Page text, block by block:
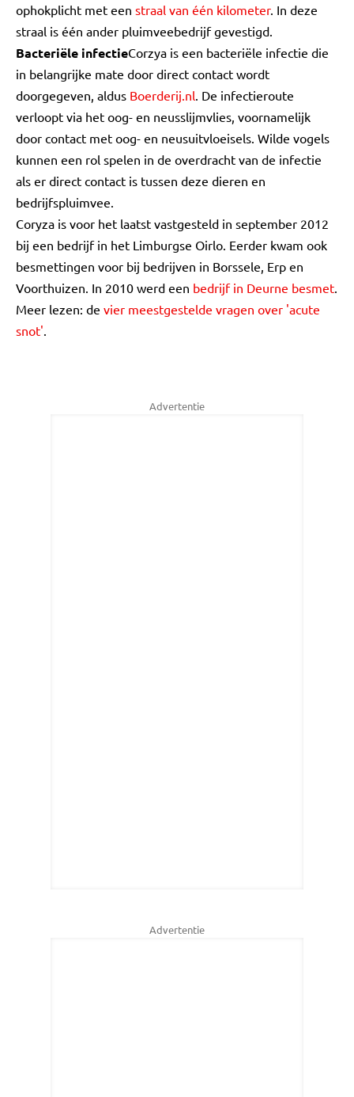
ophokplicht met een straal van één kilometer. In deze
straal is één ander pluimveebedrijf gevestigd.
Bacteriële infectieCorzya is een bacteriële infectie die
in belangrijke mate door direct contact wordt
doorgegeven, aldus Boerderij.nl. De infectieroute
verloopt via het oog- en neusslijmvlies, voornamelijk
door contact met oog- en neusuitvloeisels. Wilde vogels
kunnen een rol spelen in de overdracht van de infectie
als er direct contact is tussen deze dieren en
bedrijfspluimvee.
Coryza is voor het laatst vastgesteld in september 2012
bij een bedrijf in het Limburgse Oirlo. Eerder kwam ook
besmettingen voor bij bedrijven in Borssele, Erp en
Voorthuizen. In 2010 werd een bedrijf in Deurne besmet.
Meer lezen: de vier meestgestelde vragen over 'acute
snot'.
Advertentie
Advertentie